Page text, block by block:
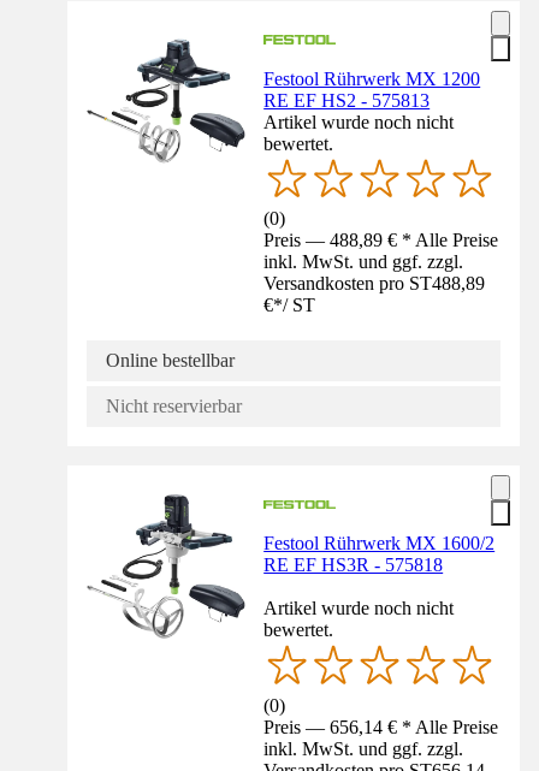
Festool Rührwerk MX 1200
RE EF HS2 - 575813
Artikel wurde noch nicht
bewertet.
(0)
Preis — 488,89 € * Alle Preise
inkl. MwSt. und ggf. zzgl.
Versandkosten pro ST488,89
€*/ ST
Online bestellbar
Nicht reservierbar
Festool Rührwerk MX 1600/2
RE EF HS3R - 575818
Artikel wurde noch nicht
bewertet.
(0)
Preis — 656,14 € * Alle Preise
inkl. MwSt. und ggf. zzgl.